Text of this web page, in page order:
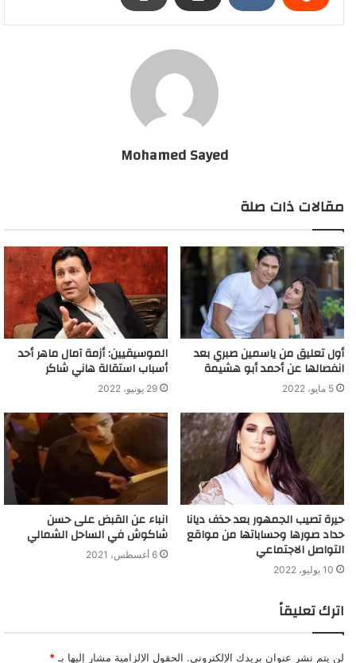
Mohamed Sayed
مقالات ذات صلة
أول تعليق من ياسمين صبري بعد
انفصالها عن أحمد أبو هشيمة
5 مايو، 2022
الموسيقيين: أزمة آمال ماهر أحد
أسباب استقالة هاني شاكر
29 يونيو، 2022
حيرة تصيب الجمهور بعد حذف ديانا
حداد صورها وحساباتها من مواقع
التواصل الاجتماعي
10 يوليو، 2022
انباء عن القبض على حسن
شاكوش في الساحل الشمالي
6 أغسطس، 2021
اترك تعليقاً
لن يتم نشر عنوان بريدك الإلكتروني. الحقول الإلزامية مشار إليها بـ *